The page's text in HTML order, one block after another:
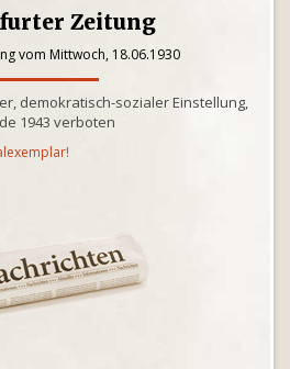
Zeitung
vom Mittwoch, 18.06.1930
demokratisch-sozialer Einstellung,
1943 verboten